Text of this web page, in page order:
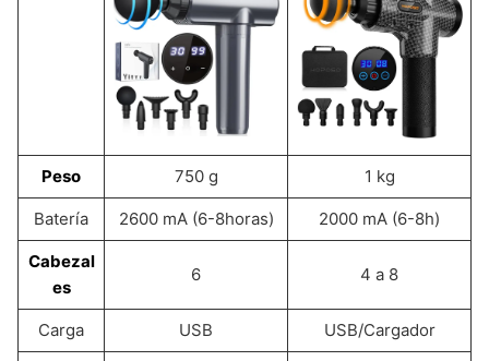
Peso 750 g 1 kg
Batería 2600 mA (6-8horas) 2000 mA (6-8h)
Cabezal
es
6 4 a 8
Carga USB USB/Cargador